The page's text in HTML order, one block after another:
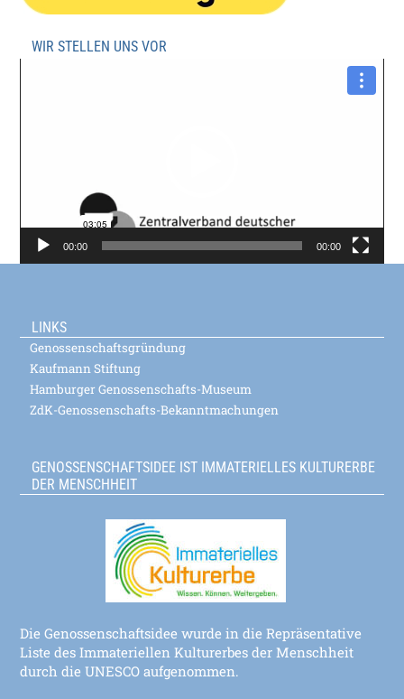
WIR STELLEN UNS VOR
00:00 00:00
LINKS
Genossenschaftsgründung
Kaufmann Stiftung
Hamburger Genossenschafts-Museum
ZdK-Genossenschafts-Bekanntmachungen
GENOSSENSCHAFTSIDEE IST IMMATERIELLES KULTURERBE
DER MENSCHHEIT
Die Genossenschaftsidee wurde in die Repräsentative
Liste des Immateriellen Kulturerbes der Menschheit
durch die UNESCO aufgenommen.